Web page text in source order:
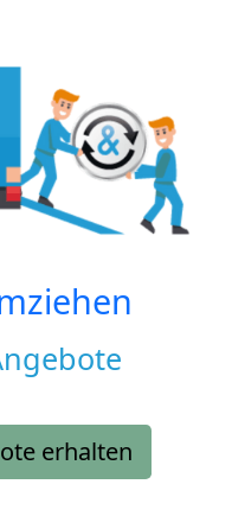
erhalten